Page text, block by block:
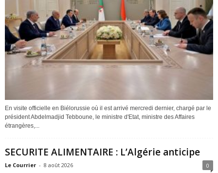
En visite officielle en Biélorussie où il est arrivé mercredi dernier, chargé par le
président Abdelmadjid Tebboune, le ministre d'Etat, ministre des Affaires
étrangères,...
SECURITE ALIMENTAIRE : L’Algérie anticipe
Le Courrier - 8 août 2026 0